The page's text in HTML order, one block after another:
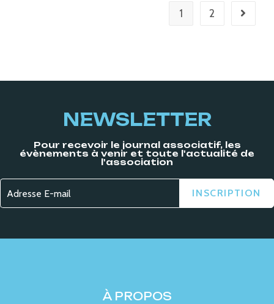
1 2
NEWSLETTER
Pour recevoir le journal associatif, les
évènements à venir et toute l'actualité de
l'association
À PROPOS